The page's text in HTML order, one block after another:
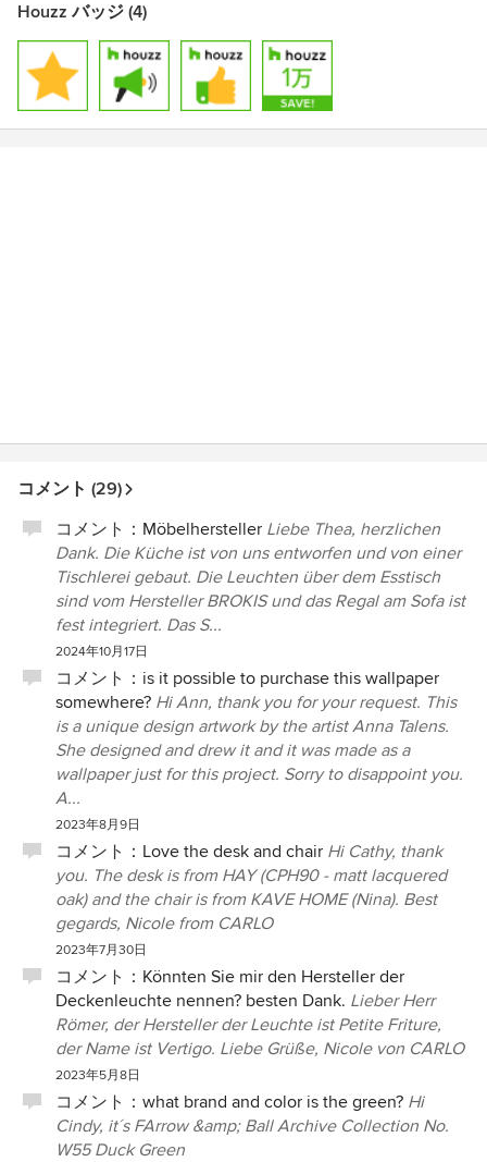
Houzz バッジ (4)
コメント (29)
コメント： Möbelhersteller Liebe Thea, herzlichen
Dank. Die Küche ist von uns entworfen und von einer
Tischlerei gebaut. Die Leuchten über dem Esstisch
sind vom Hersteller BROKIS und das Regal am Sofa ist
fest integriert. Das S...
2024年10月17日
コメント： is it possible to purchase this wallpaper
somewhere? Hi Ann, thank you for your request. This
is a unique design artwork by the artist Anna Talens.
She designed and drew it and it was made as a
wallpaper just for this project. Sorry to disappoint you.
A...
2023年8月9日
コメント： Love the desk and chair Hi Cathy, thank
you. The desk is from HAY (CPH90 - matt lacquered
oak) and the chair is from KAVE HOME (Nina). Best
gegards, Nicole from CARLO
2023年7月30日
コメント： Könnten Sie mir den Hersteller der
Deckenleuchte nennen? besten Dank. Lieber Herr
Römer, der Hersteller der Leuchte ist Petite Friture,
der Name ist Vertigo. Liebe Grüße, Nicole von CARLO
2023年5月8日
コメント： what brand and color is the green? Hi
Cindy, it´s FArrow &amp; Ball Archive Collection No.
W55 Duck Green